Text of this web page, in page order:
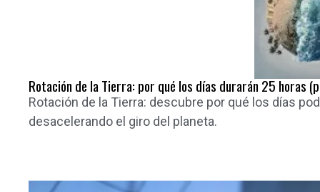
Rotación de la Tierra: por qué los días durarán 25 horas
Rotación de la Tierra: descubre por qué los días
desacelerando el giro del planeta.